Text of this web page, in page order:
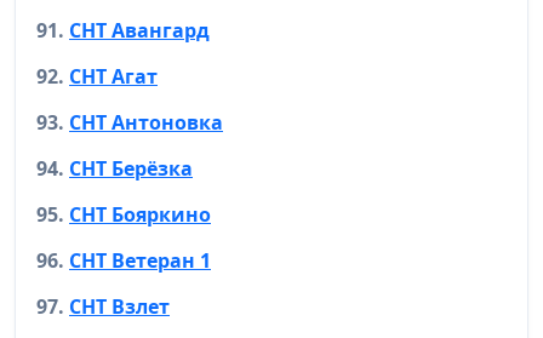
СНТ Авангард
СНТ Агат
СНТ Антоновка
СНТ Берёзка
СНТ Бояркино
СНТ Ветеран 1
СНТ Взлет